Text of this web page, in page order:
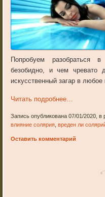
Попробуем разобраться
безобидно, и чем чревато
искусственный загар в любое
Читать подробнее…
Запись опубликована 07/01/2020, в
влияние солярия ,вреден ли
Оставить комментарий